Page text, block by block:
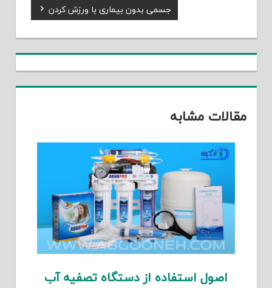
Next
Post:
جسمی بدون بیماری با ورزش کردن
مقالات مشابه
اصول استفاده از دستگاه تصفیه آب